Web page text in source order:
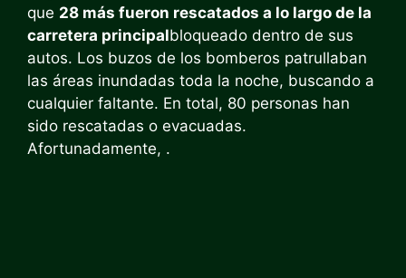
que 28 más fueron rescatados a lo largo de la
carretera principalbloqueado dentro de sus
autos. Los buzos de los bomberos patrullaban
las áreas inundadas toda la noche, buscando a
cualquier faltante. En total, 80 personas han
sido rescatadas o evacuadas.
Afortunadamente, .